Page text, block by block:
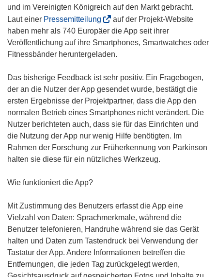
und im Vereinigten Königreich auf den Markt gebracht.
Laut einer Pressemitteilung
ö
f
f
e
t
i
n
n
e
u
e
n
s
t
e
r
)
auf der Projekt-Website
haben mehr als 740 Europäer die App seit ihrer
Veröffentlichung auf ihre Smartphones, Smartwatches oder
Fitnessbänder heruntergeladen.
Das bisherige Feedback ist sehr positiv. Ein Fragebogen,
der an die Nutzer der App gesendet wurde, bestätigt die
ersten Ergebnisse der Projektpartner, dass die App den
normalen Betrieb eines Smartphones nicht verändert. Die
Nutzer berichteten auch, dass sie für das Einrichten und
die Nutzung der App nur wenig Hilfe benötigten. Im
Rahmen der Forschung zur Früherkennung von Parkinson
halten sie diese für ein nützliches Werkzeug.
Wie funktioniert die App?
Mit Zustimmung des Benutzers erfasst die App eine
Vielzahl von Daten: Sprachmerkmale, während die
Benutzer telefonieren, Handruhe während sie das Gerät
halten und Daten zum Tastendruck bei Verwendung der
Tastatur der App. Andere Informationen betreffen die
Entfernungen, die jeden Tag zurückgelegt werden,